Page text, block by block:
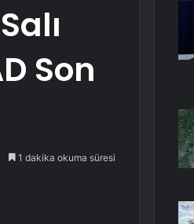
Son
1 dakika okuma süresi